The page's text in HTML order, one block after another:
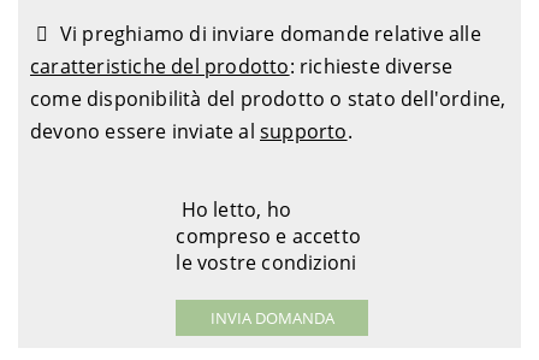
Vi preghiamo di inviare domande relative alle
caratteristiche del prodotto: richieste diverse
come disponibilità del prodotto o stato dell'ordine,
devono essere inviate al supporto.
Ho letto, ho
compreso e accetto
le vostre condizioni